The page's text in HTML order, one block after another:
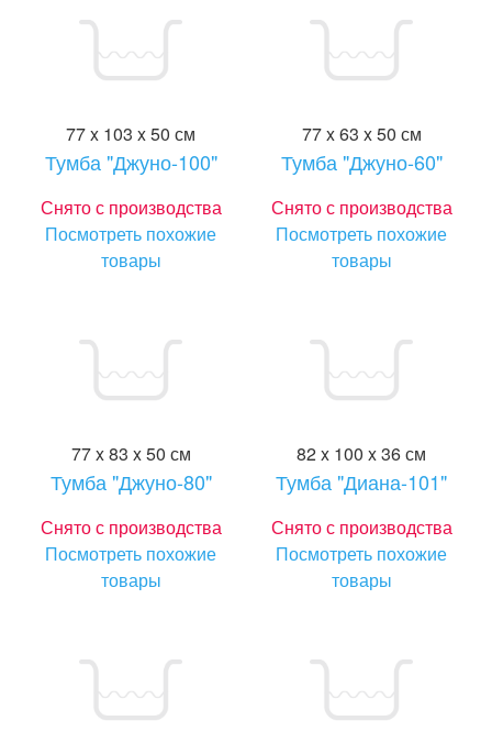
77 x 103 x 50 см
Тумба "Джуно-100"
Снято с производства
Посмотреть похожие
товары
77 x 63 x 50 см
Тумба "Джуно-60"
Снято с производства
Посмотреть похожие
товары
77 x 83 x 50 см
Тумба "Джуно-80"
Снято с производства
Посмотреть похожие
товары
82 x 100 x 36 см
Тумба "Диана-101"
Снято с производства
Посмотреть похожие
товары